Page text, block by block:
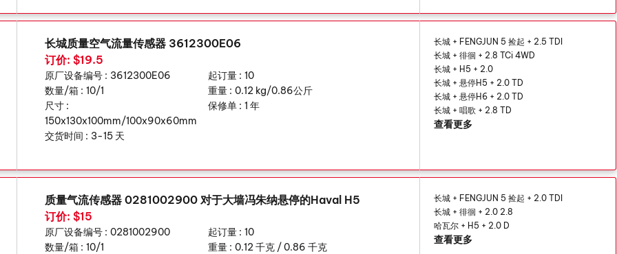
长城质量空气流量传感器 3612300E06
订价: $19.5
原厂设备编号 : 3612300E06 起订量 : 10
数量/箱 : 10/1 重量 : 0.12 kg/0.86公斤
尺寸 :
150x130x100mm/100x90x60mm
保修单 : 1 年
交货时间 : 3-15 天
长城 + FENGJUN 5 捡起 + 2.5 TDI
长城 + 徘徊 + 2.8 TCi 4WD
长城 + H5 + 2.0
长城 + 悬停H5 + 2.0 TD
长城 + 悬停H6 + 2.0 TD
长城 + 唱歌 + 2.8 TD
查看更多
质量气流传感器 0281002900 对于大墙冯朱纳悬停的Haval H5
订价: $15
原厂设备编号 : 0281002900 起订量 : 10
数量/箱 : 10/1 重量 : 0.12 千克 / 0.86 千克
长城 + FENGJUN 5 捡起 + 2.0 TDI
长城 + 徘徊 + 2.0 2.8
哈瓦尔 + H5 + 2.0 D
查看更多